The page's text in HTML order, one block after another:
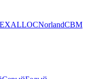
ALLOCNorlandCBM